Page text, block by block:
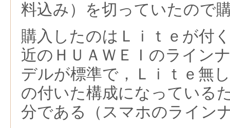
料込み）を切っていたので
購入したのはＬｉｔｅが付
近のＨＵＡＷＥＩのライン
デルが標準で，Ｌｉｔｅ無
の付いた構成になっている
分である（スマホのライン